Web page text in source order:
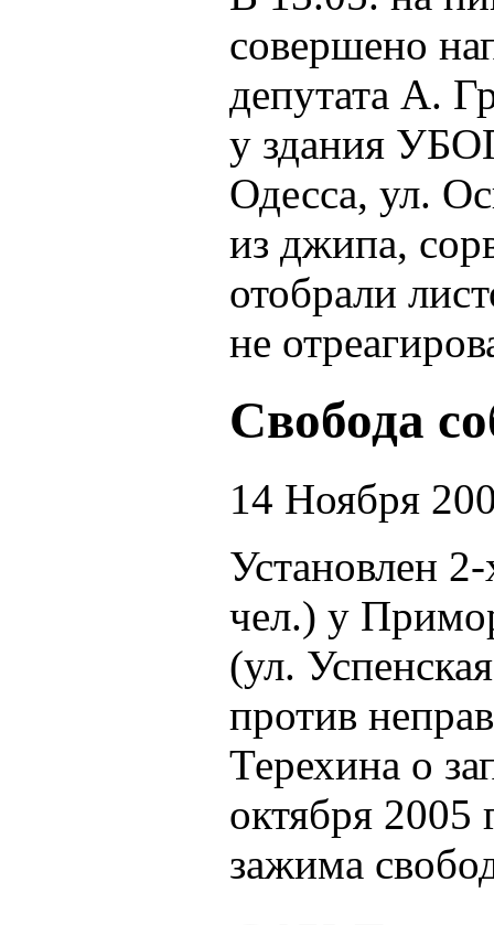
совершено
депутата А.
у здания
Одесса, ул.
из джипа,
отобрали
не
Свобода
14 Ноября
Установлен
чел.) у
(ул.
против
Терехина о
октября 2005
зажима